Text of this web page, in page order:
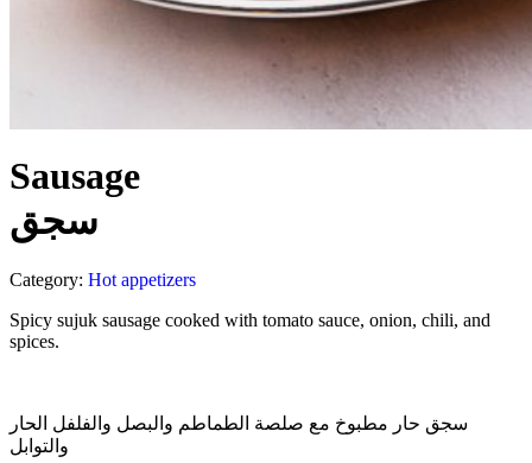
Sausage
سجق
Category: Hot appetizers
Spicy sujuk sausage cooked with tomato sauce, onion, chili, and
spices.
سجق حار مطبوخ مع صلصة الطماطم والبصل والفلفل الحار
والتوابل